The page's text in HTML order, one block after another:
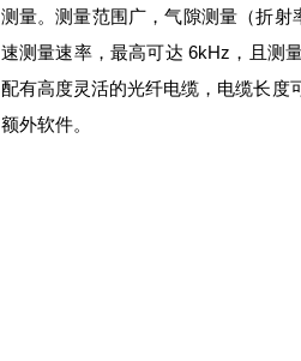
测量。测量范围广，气隙测量（折
速测量速率，最高可达 6kHz，且测
配有高度灵活的光纤电缆，电缆长度
额外软件。